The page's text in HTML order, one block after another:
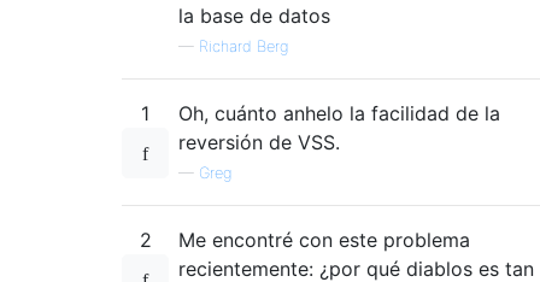
la base de datos
— Richard Berg
1
Oh, cuánto anhelo la facilidad de la
reversión de VSS.
— Greg
2
Me encontré con este problema
recientemente: ¿por qué diablos es tan